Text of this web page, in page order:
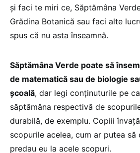
și faci te miri ce, Săptămâna
Grădina Botanică sau faci alte
spus că nu asta înseamnă.
Săptămâna Verde poate să
de matematică sau de biologie
școală, dar legi conținuturile pe
săptămâna respectivă de
durabilă, de exemplu. Copiii
scopurile acelea, cum ar putea
predau eu la acele scopuri.